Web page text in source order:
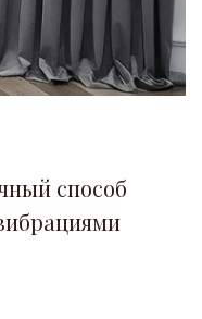
способ